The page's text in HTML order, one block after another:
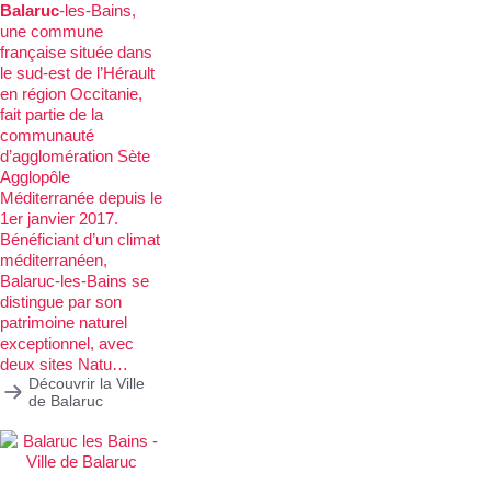
Balaruc-les-Bains,
une commune
française située dans
le sud-est de l’Hérault
en région Occitanie,
fait partie de la
communauté
d’agglomération Sète
Agglopôle
Méditerranée depuis le
1er janvier 2017.
Bénéficiant d’un climat
méditerranéen,
Balaruc-les-Bains se
distingue par son
patrimoine naturel
exceptionnel, avec
deux sites Natu…
Découvrir la Ville
de Balaruc